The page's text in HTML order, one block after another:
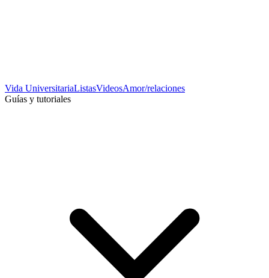
Vida UniversitariaListasVideosAmor/relaciones
Guías y tutoriales